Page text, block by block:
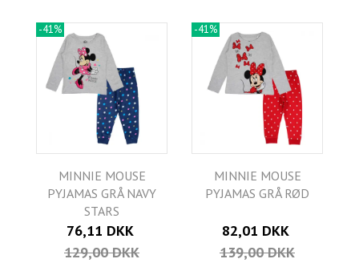
-41%
MINNIE MOUSE
PYJAMAS GRÅ NAVY
STARS
76,11 DKK
129,00 DKK
-41%
MINNIE MOUSE
PYJAMAS GRÅ RØD
82,01 DKK
139,00 DKK